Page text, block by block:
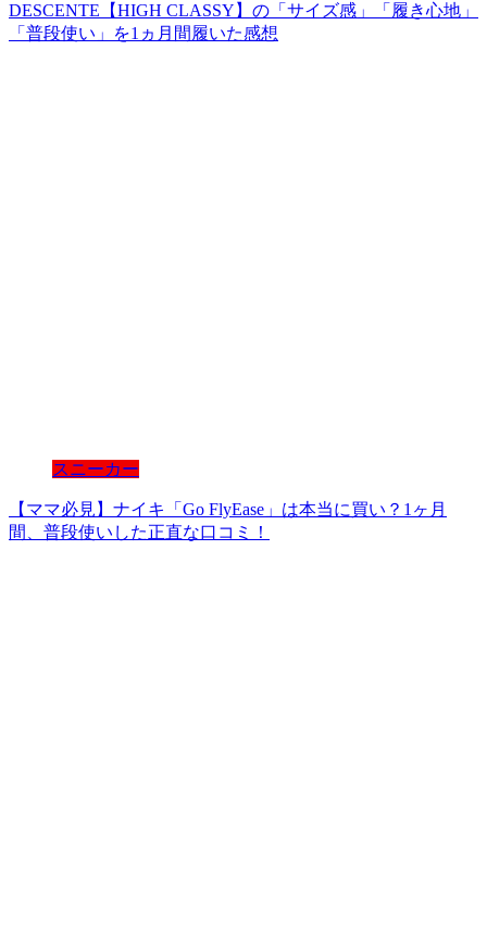
DESCENTE【HIGH CLASSY】の「サイズ感」「履き心地」
「普段使い」を1ヵ月間履いた感想
スニーカー
【ママ必見】ナイキ「Go FlyEase」は本当に買い？1ヶ月
間、普段使いした正直な口コミ！